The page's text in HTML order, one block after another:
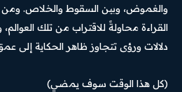
والغموض، وبين السقوط والخلاص. ومن
القراءة محاولةً للاقتراب من تلك
دلالات ورؤى تتجاوز ظاهر الحكاية إلى عمق
(كل هذا الوقت سوف يمضي)